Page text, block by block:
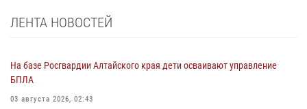
ЛЕНТА НОВОСТЕЙ
На базе Росгвардии Алтайского края дети осваивают управление
БПЛА
03 августа 2026, 02:43